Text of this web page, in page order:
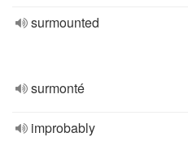
surmounted
surmonté
improbably